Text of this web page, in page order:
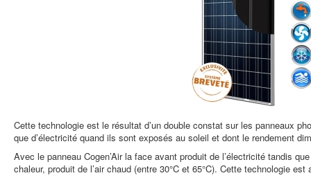
Cette technologie est le résultat d’un double constat sur les panneaux
que d’électricité quand ils sont exposés au soleil et dont le rendement
Avec le panneau Cogen’Air la face avant produit de l’électricité tandis
chaleur, produit de l’air chaud (entre 30°C et 65°C). Cette technologie